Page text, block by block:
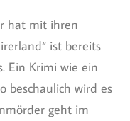
hat mit ihren
ist bereits
Ein Krimi wie ein
beschaulich wird es
geht im